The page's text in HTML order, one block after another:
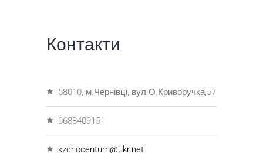
Контакти
58010, м.Чернівці, вул.О.Криворучка,57
0688409151
kzchocentum@ukr.net